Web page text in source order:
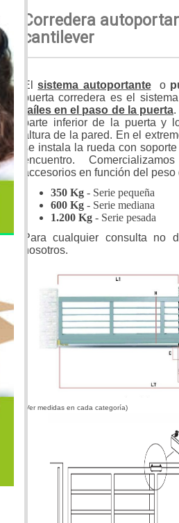
Corredera
cantilever
Elsistema autoportanteo
puerta corredera es el
raíles en el paso de la puerta.
parte inferior de la puerta y
altura de la pared. En el
se instala la rueda con
encuentro.
accesorios en función del peso
350 Kg - Serie pequeña
600 Kg - Serie mediana
1.200 Kg - Serie pesada
Para cualquier consulta no
nosotros.
(Ver medidas en cada categoría)